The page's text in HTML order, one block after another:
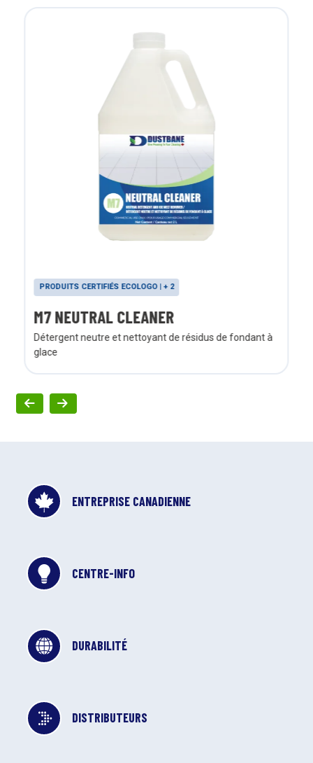
PRODUITS CERTIFIÉS ECOLOGO | + 2
M7 NEUTRAL CLEANER
Détergent neutre et nettoyant de résidus de fondant à
glace
ENTREPRISE CANADIENNE
CENTRE-INFO
DURABILITÉ
DISTRIBUTEURS